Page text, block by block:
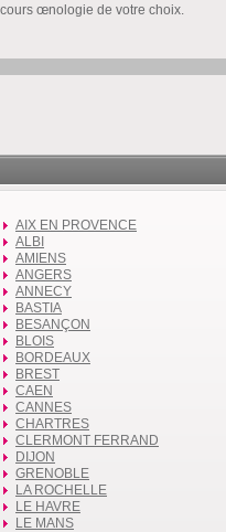
œnologie de votre choix.
AIX EN PROVENCE
ALBI
AMIENS
ANGERS
ANNECY
BASTIA
BESANÇON
BLOIS
BORDEAUX
BREST
CAEN
CANNES
CHARTRES
CLERMONT FERRAND
DIJON
GRENOBLE
LA ROCHELLE
LE HAVRE
LE MANS